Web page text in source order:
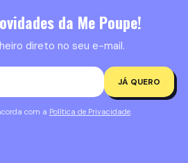
da Me Poupe!
direto no seu e-mail.
JÁ QUERO
com a Política de Privacidade